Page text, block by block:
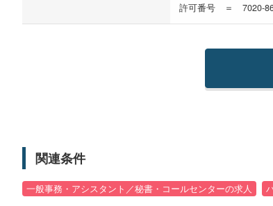
許可番号 ＝ 7020-
関連条件
一般事務・アシスタント／秘書・コールセンターの求人